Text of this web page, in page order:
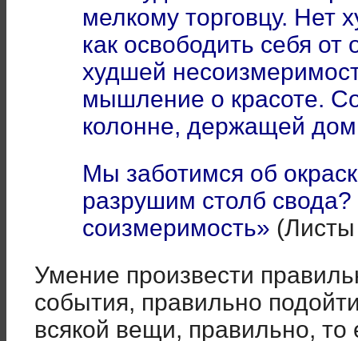
мелкому торговцу. Нет
как освободить себя от
худшей
мышление о красоте.
колонне, держащей
Мы заботимся об
разрушим столб
соизмеримость»
Умение произвести
события, правильно
всякой вещи, правильно, то